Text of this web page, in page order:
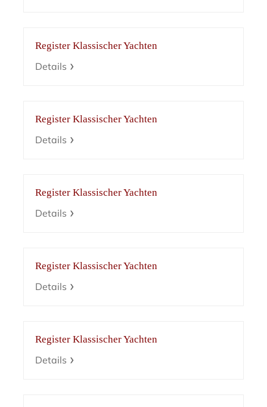
Register Klassischer Yachten
Details
Register Klassischer Yachten
Details
Register Klassischer Yachten
Details
Register Klassischer Yachten
Details
Register Klassischer Yachten
Details